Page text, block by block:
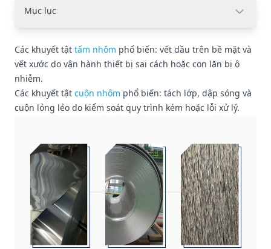
Mục lục
Các khuyết tật tấm nhôm phổ biến: vết dầu trên bề mặt và
vết xước do vận hành thiết bị sai cách hoặc con lăn bị ô
nhiễm.
Các khuyết tật cuộn nhôm phổ biến: tách lớp, dập sóng và
cuộn lỏng lẻo do kiểm soát quy trình kém hoặc lỗi xử lý.